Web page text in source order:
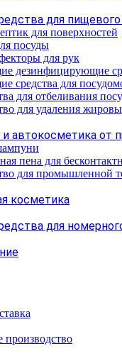
для пищевого
для поверхностей
посуды
для рук
дезинфицирующие
средства для
для отбеливания
для удаления
автокосметика от
пена для
для промышленной
косметика
для
производство